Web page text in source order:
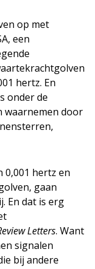
op met
een
hertz. En
onder de
waarnemen door
0,001 hertz en
gaan
En dat is erg
Letters. Want
signalen
bij andere